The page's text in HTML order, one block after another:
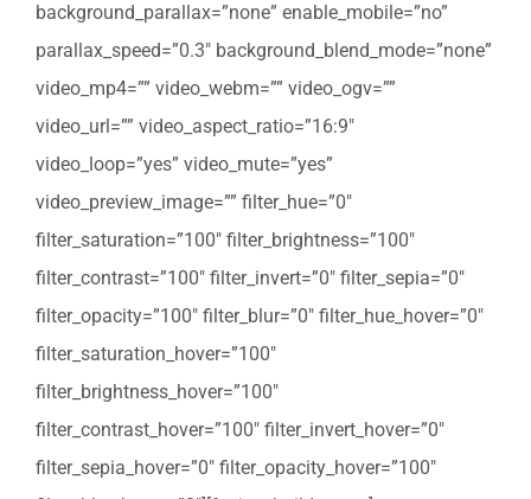
background_parallax=”none” enable_mobile=”no”
parallax_speed=”0.3″ background_blend_mode=”none”
video_mp4=”” video_webm=”” video_ogv=””
video_url=”” video_aspect_ratio=”16:9″
video_loop=”yes” video_mute=”yes”
video_preview_image=”” filter_hue=”0″
filter_saturation=”100″ filter_brightness=”100″
filter_contrast=”100″ filter_invert=”0″ filter_sepia=”0″
filter_opacity=”100″ filter_blur=”0″ filter_hue_hover=”0″
filter_saturation_hover=”100″
filter_brightness_hover=”100″
filter_contrast_hover=”100″ filter_invert_hover=”0″
filter_sepia_hover=”0″ filter_opacity_hover=”100″